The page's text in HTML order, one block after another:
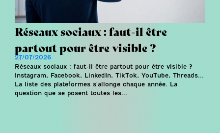
Réseaux sociaux : faut-il être
partout pour être visible ?
27/07/2026
Réseaux sociaux : faut-il être partout pour être visible ?
Instagram, Facebook, LinkedIn, TikTok, YouTube, Threads...
La liste des plateformes s'allonge chaque année. La
question que se posent toutes les...